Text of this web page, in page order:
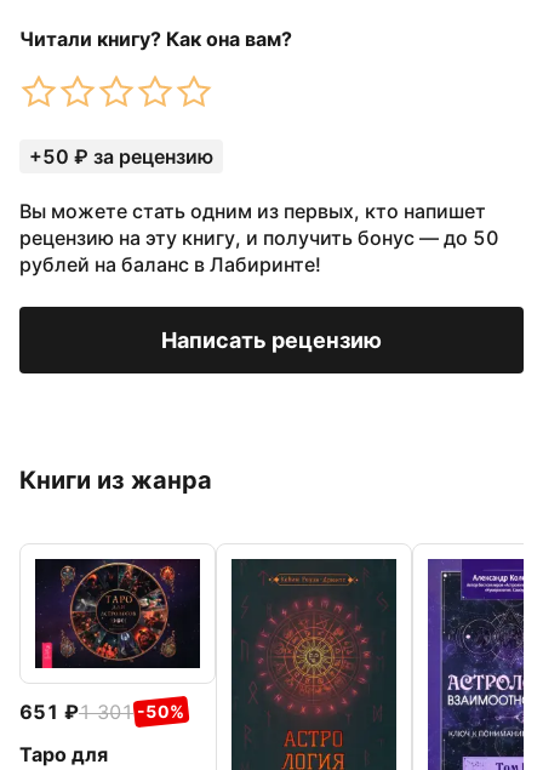
Читали книгу? Как она вам?
+50 ₽ за рецензию
Вы можете стать одним из первых, кто напишет
рецензию на эту книгу, и получить бонус — до 50
рублей на баланс в Лабиринте!
Написать рецензию
Книги из жанра
651 1 301 -50%
Таро для